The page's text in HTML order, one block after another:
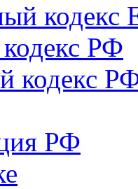
РФ
кодекс
РФ